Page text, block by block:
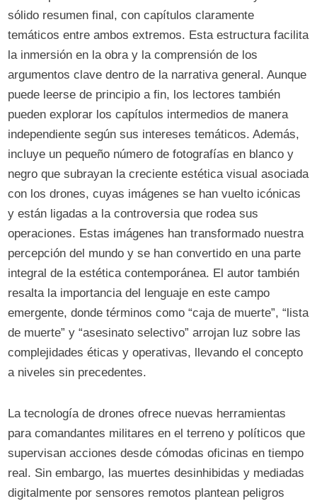
sólido resumen final, con capítulos claramente
temáticos entre ambos extremos. Esta estructura facilita
la inmersión en la obra y la comprensión de los
argumentos clave dentro de la narrativa general. Aunque
puede leerse de principio a fin, los lectores también
pueden explorar los capítulos intermedios de manera
independiente según sus intereses temáticos. Además,
incluye un pequeño número de fotografías en blanco y
negro que subrayan la creciente estética visual asociada
con los drones, cuyas imágenes se han vuelto icónicas
y están ligadas a la controversia que rodea sus
operaciones. Estas imágenes han transformado nuestra
percepción del mundo y se han convertido en una parte
integral de la estética contemporánea. El autor también
resalta la importancia del lenguaje en este campo
emergente, donde términos como “caja de muerte”, “lista
de muerte” y “asesinato selectivo” arrojan luz sobre las
complejidades éticas y operativas, llevando el concepto
a niveles sin precedentes.
La tecnología de drones ofrece nuevas herramientas
para comandantes militares en el terreno y políticos que
supervisan acciones desde cómodas oficinas en tiempo
real. Sin embargo, las muertes desinhibidas y mediadas
digitalmente por sensores remotos plantean peligros